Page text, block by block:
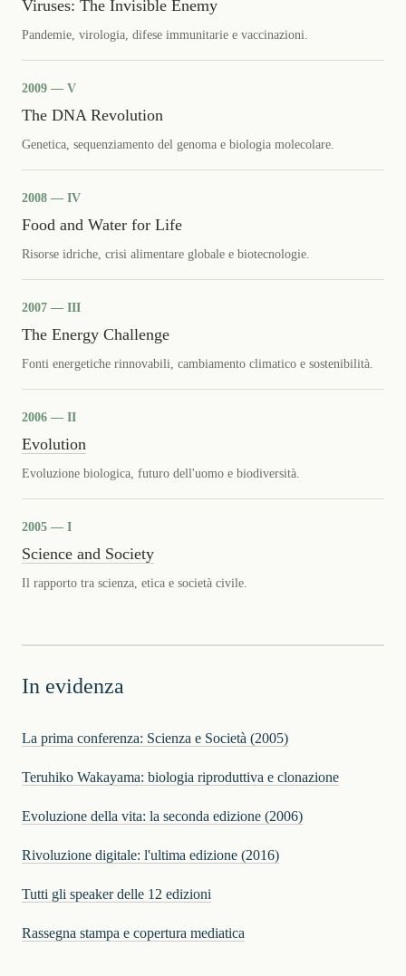
Viruses: The Invisible Enemy
Pandemie, virologia, difese immunitarie e vaccinazioni.
2009 — V
The DNA Revolution
Genetica, sequenziamento del genoma e biologia molecolare.
2008 — IV
Food and Water for Life
Risorse idriche, crisi alimentare globale e biotecnologie.
2007 — III
The Energy Challenge
Fonti energetiche rinnovabili, cambiamento climatico e sostenibilità.
2006 — II
Evolution
Evoluzione biologica, futuro dell'uomo e biodiversità.
2005 — I
Science and Society
Il rapporto tra scienza, etica e società civile.
In evidenza
La prima conferenza: Scienza e Società (2005)
Teruhiko Wakayama: biologia riproduttiva e clonazione
Evoluzione della vita: la seconda edizione (2006)
Rivoluzione digitale: l'ultima edizione (2016)
Tutti gli speaker delle 12 edizioni
Rassegna stampa e copertura mediatica